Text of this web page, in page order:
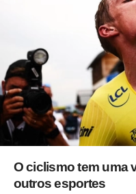
O ciclismo tem uma
outros esportes